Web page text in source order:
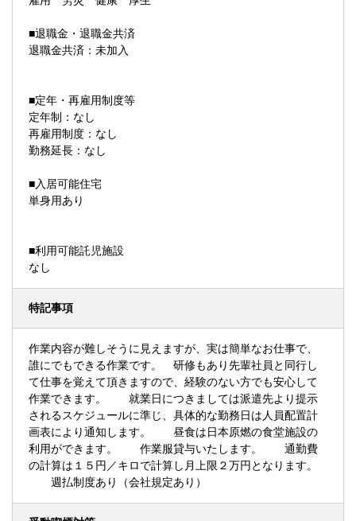
■退職金・退職金共済
退職金共済：未加入
■定年・再雇用制度等
定年制：なし
再雇用制度：なし
勤務延長：なし
■入居可能住宅
単身用あり
■利用可能託児施設
なし
特記事項
作業内容が難しそうに見えますが、実は簡単なお仕事で、
誰にでもできる作業です。 研修もあり先輩社員と同行し
て仕事を覚えて頂きますので、経験のない方でも安心して
作業できます。 就業日につきましては派遣先より提示
されるスケジュールに準じ、具体的な勤務日は人員配置計
画表により通知します。 昼食は日本原燃の食堂施設の
利用ができます。 作業服貸与いたします。 通勤費
の計算は１５円／キロで計算し月上限２万円となります。
週払制度あり（会社規定あり）